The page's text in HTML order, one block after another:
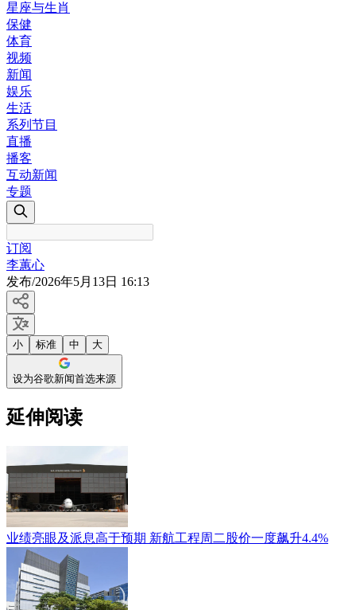
星座与生肖
保健
体育
视频
新闻
娱乐
生活
系列节目
直播
播客
互动新闻
专题
订阅
李蕙心
发布/2026年5月13日 16:13
小 标准 中 大
设为谷歌新闻首选来源
延伸阅读
业绩亮眼及派息高于预期 新航工程周二股价一度飙升4.4%